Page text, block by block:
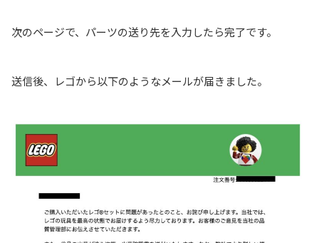
次のページで、パーツの送り先を入力したら完了です。
送信後、レゴから以下のようなメールが届きました。